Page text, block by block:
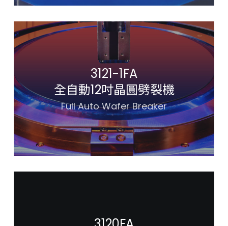
3121-1FA
全自動12吋晶圓劈裂機
Full Auto Wafer Breaker